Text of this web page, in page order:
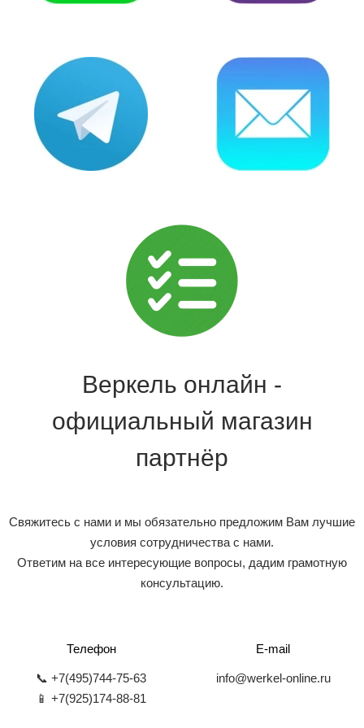
Веркель онлайн -
официальный магазин
партнёр
Свяжитесь с нами и мы обязательно предложим Вам лучшие
условия сотрудничества с нами.
Ответим на все интересующие вопросы, дадим грамотную
консультацию.
Телефон
📞 +7(495)744-75-63
📱 +7(925)174-88-81
E-mail
info@werkel-online.ru